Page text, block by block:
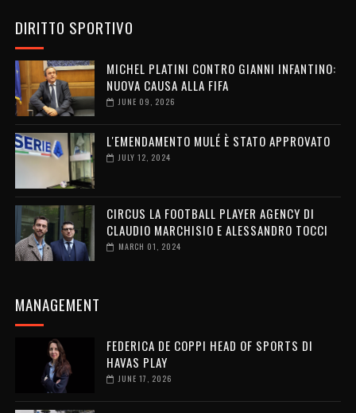
DIRITTO SPORTIVO
MICHEL PLATINI CONTRO GIANNI INFANTINO:
NUOVA CAUSA ALLA FIFA
JUNE 09, 2026
L'EMENDAMENTO MULÉ È STATO APPROVATO
JULY 12, 2024
CIRCUS LA FOOTBALL PLAYER AGENCY DI
CLAUDIO MARCHISIO E ALESSANDRO TOCCI
MARCH 01, 2024
MANAGEMENT
FEDERICA DE COPPI HEAD OF SPORTS DI
HAVAS PLAY
JUNE 17, 2026